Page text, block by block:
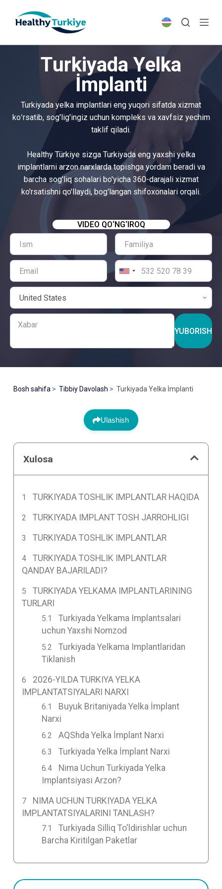
p
Turkiyada Yelka
İmplanti
Turkiyada yelka implantlari eng yuqori sifatda xizmat
koʻrsatib, sog'lig'ingiz uchun kompleks va xavfsiz yechim
taklif qiladi.
Healthy Türkiye sizga Turkiyada eng yaxshi yelka
implantlarni arzon narxlarda topishga yordam beradi va
barcha sog'liq sohalari bo'yicha 360-darajali xizmat
ko'rsatishni qo'llaydi, bog'langan shifoxonalari orqali.
VIDEO QO‘NG‘IROQ
YUBORISH
Bosh sahifa Tibbiy Davolash Turkiyada Yelka İmplanti
Ulashish
Xulosa
TURKIYADA TOSHLIK IMPLANTLAR HAQIDA
TURKIYADA IMPLANT TOSH JARROHLIGI
TURKIYADA TOSHLIK IMPLANTLAR
TURKIYADA TOSHLIK IMPLANTLAR
QANDAY BAJARILADI?
TURKIYADA YELKAMA IMPLANTLARINING
TURLARI
Turkiyada Yelkama Implantsalari
uchun Yaxshi Nomzod
Turkiyada Yelkama Implantlaridan
Tiklanish
2026-YILDA TURKIYA YELKA
IMPLANTATSIYALARI NARXI
Buyuk Britaniyada Yelka İmplant
Narxi
AQShda Yelka İmplant Narxi
Turkiyada Yelka İmplant Narxi
Nima Uchun Turkiyada Yelka
Implantsiyasi Arzon?
NIMA UCHUN TURKIYADA YELKA
IMPLANTATSIYALARINI TANLASH?
Turkiyada Silliq To'ldirishlar uchun
Barcha Kiritilgan Paketlar